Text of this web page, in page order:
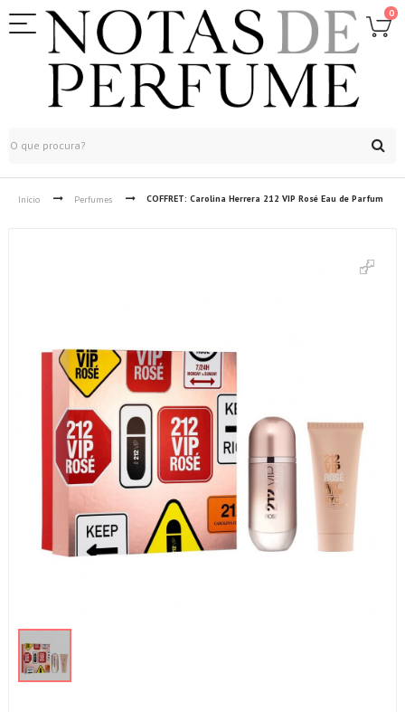
0
Início Perfumes COFFRET: Carolina Herrera 212 VIP Rosé Eau de Parfum